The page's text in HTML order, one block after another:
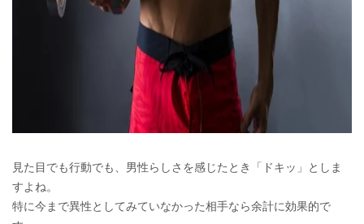
見た目でも行動でも、男性らしさを感じたとき「ドキッ」としま
すよね。
特に今まで異性としてみていなかった相手なら余計に効果的で